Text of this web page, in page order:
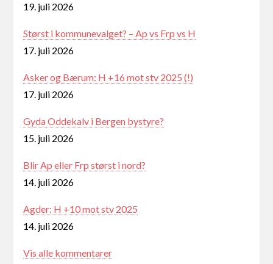
19. juli 2026
Størst i kommunevalget? – Ap vs Frp vs H
17. juli 2026
Asker og Bærum: H +16 mot stv 2025 (!)
17. juli 2026
Gyda Oddekalv i Bergen bystyre?
15. juli 2026
Blir Ap eller Frp størst i nord?
14. juli 2026
Agder: H +10 mot stv 2025
14. juli 2026
Vis alle kommentarer